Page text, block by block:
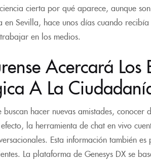
cierta por qué aparece, aunque
Sevilla, hace unos días cuando
en los medios.
Acercará Los
A La
hacer nuevas amistades,
la herramienta de chat en vivo
Esta información también
La plataforma de Genesys DX se